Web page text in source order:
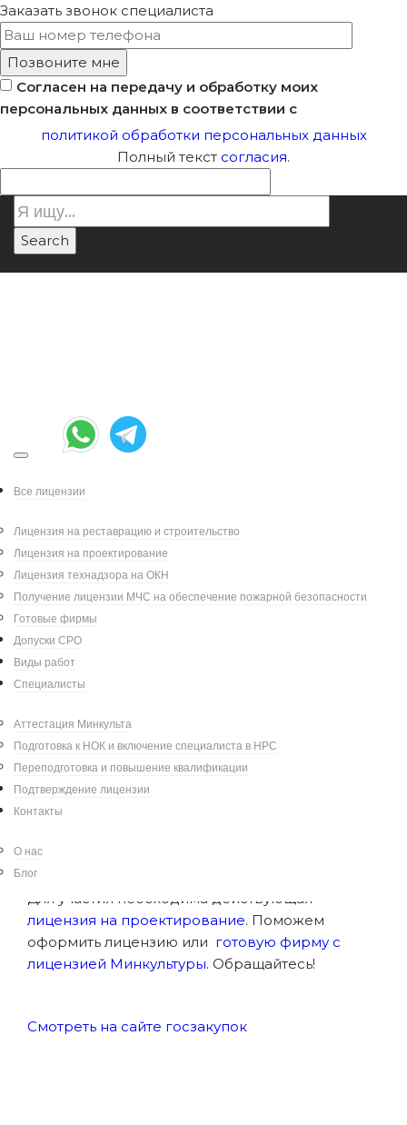
Заказать звонок специалиста
Согласен на передачу и обработку моих
персональных данных в соответствии с
политикой обработки персональных данных
Полный текст согласия.
Все лицензии
Лицензия на реставрацию и строительство
Лицензия на проектирование
Лицензия технадзора на ОКН
Получение лицензии МЧС на обеспечение пожарной безопасности
Готовые фирмы
Допуски СРО
Виды работ
Специалисты
Аттестация Минкульта
Подготовка к НОК и включение специалиста в НРС
Переподготовка и повышение квалификации
Подтверждение лицензии
Контакты
О нас
Блог
Разработка проекта
реставрации ОКН
"Усадьба Болдино"
Разработка научно-проектной документации
по реставрации и приспособлению для
современного использования объекта
культурного наследия федерального значения
«Усадьба Пушкиных, в которой жил и работал
контора»
Адрес объекта:Российская Федерация,
Нижегородская область, село Большое
Для участия необходима действующая
лицензия на проектирование. Поможем
оформить лицензию или готовую фирму с
лицензией Минкультуры. Обращайтесь!
Смотреть на сайте госзакупок